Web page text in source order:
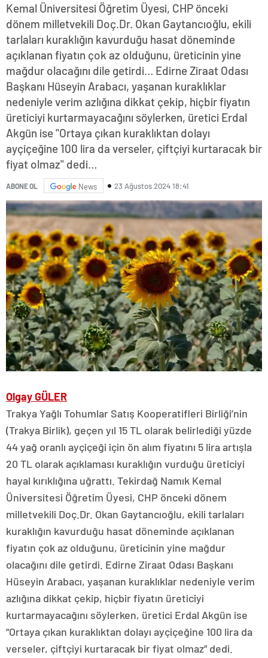
Kemal Üniversitesi Öğretim Üyesi, CHP önceki
dönem milletvekili Doç.Dr. Okan Gaytancıoğlu, ekili
tarlaları kuraklığın kavurduğu hasat döneminde
açıklanan fiyatın çok az olduğunu, üreticinin yine
mağdur olacağını dile getirdi… Edirne Ziraat Odası
Başkanı Hüseyin Arabacı, yaşanan kuraklıklar
nedeniyle verim azlığına dikkat çekip, hiçbir fiyatın
üreticiyi kurtarmayacağını söylerken, üretici Erdal
Akgün ise "Ortaya çıkan kuraklıktan dolayı
ayçiçeğine 100 lira da verseler, çiftçiyi kurtaracak bir
fiyat olmaz" dedi…
ABONE OL News 23 Ağustos 2024 18:41
Olgay GÜLER
Trakya Yağlı Tohumlar Satış Kooperatifleri Birliği’nin
(Trakya Birlik), geçen yıl 15 TL olarak belirlediği yüzde
44 yağ oranlı ayçiçeği için ön alım fiyatını 5 lira artışla
20 TL olarak açıklaması kuraklığın vurduğu üreticiyi
hayal kırıklığına uğrattı. Tekirdağ Namık Kemal
Üniversitesi Öğretim Üyesi, CHP önceki dönem
milletvekili Doç.Dr. Okan Gaytancıoğlu, ekili tarlaları
kuraklığın kavurduğu hasat döneminde açıklanan
fiyatın çok az olduğunu, üreticinin yine mağdur
olacağını dile getirdi. Edirne Ziraat Odası Başkanı
Hüseyin Arabacı, yaşanan kuraklıklar nedeniyle verim
azlığına dikkat çekip, hiçbir fiyatın üreticiyi
kurtarmayacağını söylerken, üretici Erdal Akgün ise
“Ortaya çıkan kuraklıktan dolayı ayçiçeğine 100 lira da
verseler, çiftçiyi kurtaracak bir fiyat olmaz” dedi.